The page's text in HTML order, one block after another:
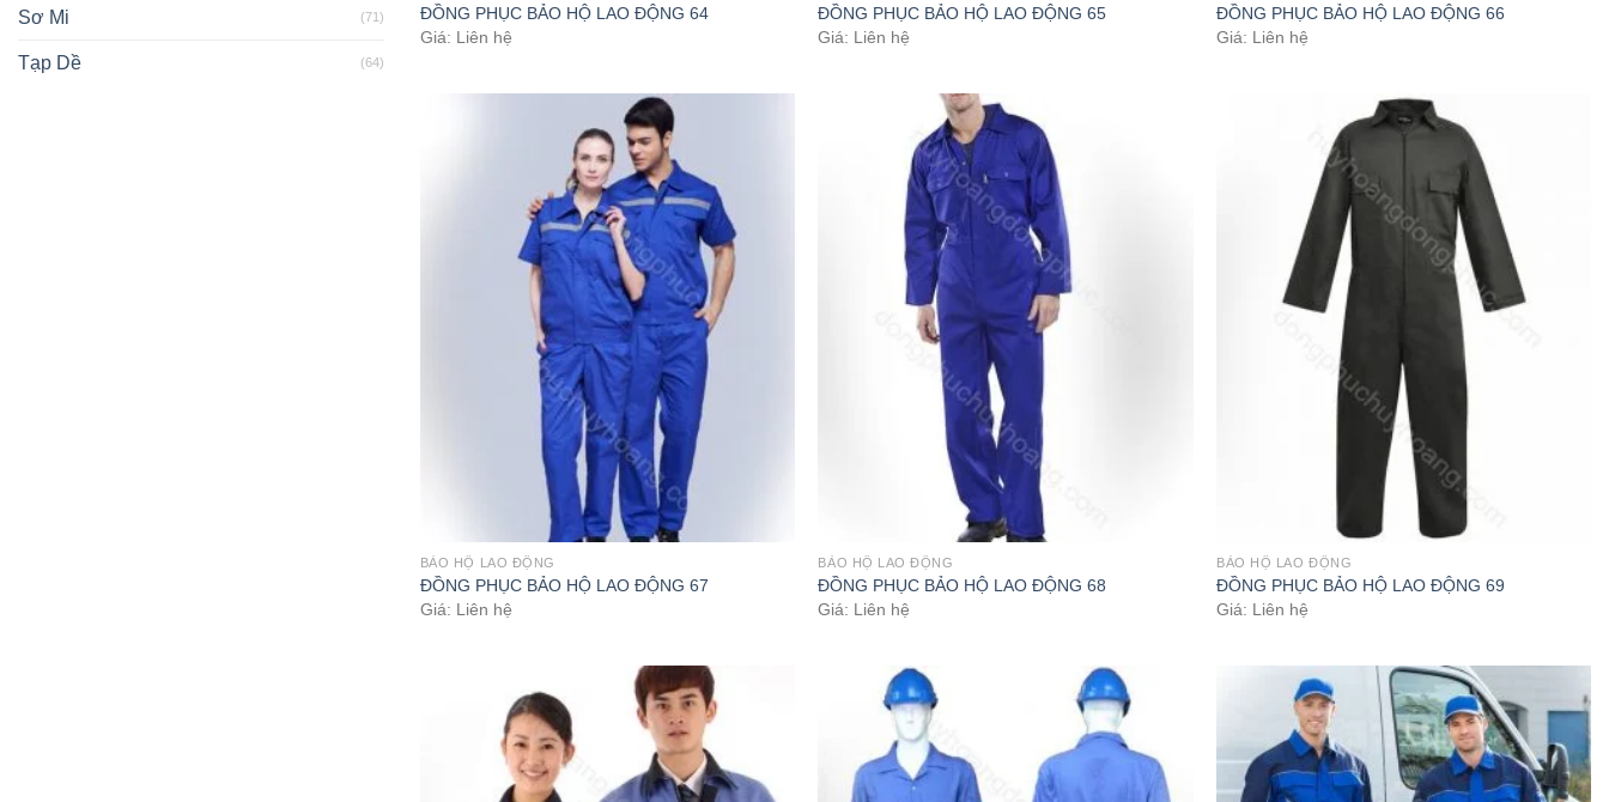
Sơ Mi (71)
Tạp Dề (64)
ĐỒNG PHỤC BẢO HỘ LAO ĐỘNG 64
Giá: Liên hệ
ĐỒNG PHỤC BẢO HỘ LAO ĐỘNG 65
Giá: Liên hệ
ĐỒNG PHỤC BẢO HỘ LAO ĐỘNG 66
Giá: Liên hệ
BẢO HỘ LAO ĐỘNG
ĐỒNG PHỤC BẢO HỘ LAO ĐỘNG 67
Giá: Liên hệ
BẢO HỘ LAO ĐỘNG
ĐỒNG PHỤC BẢO HỘ LAO ĐỘNG 68
Giá: Liên hệ
BẢO HỘ LAO ĐỘNG
ĐỒNG PHỤC BẢO HỘ LAO ĐỘNG 69
Giá: Liên hệ